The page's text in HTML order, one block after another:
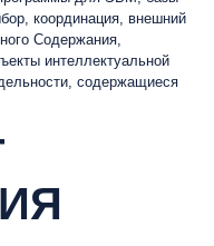
координация, внешний
Содержания,
интеллектуальной
содержащиеся